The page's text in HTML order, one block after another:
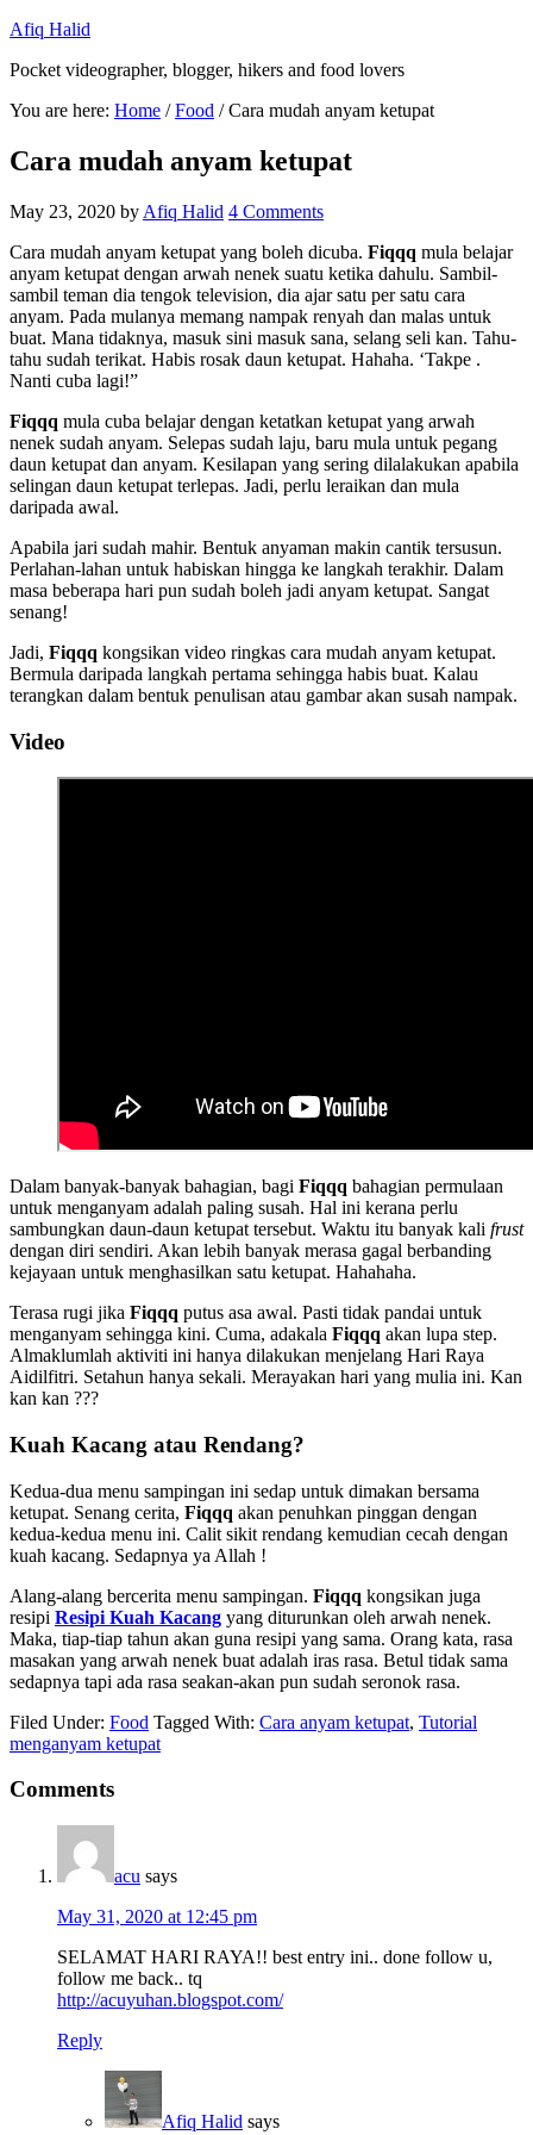
Afiq Halid
Pocket videographer, blogger, hikers and food lovers
You are here: Home / Food /Cara mudah anyam ketupat
Cara mudah anyam ketupat
May 23, 2020 by Afiq Halid 4 Comments
Cara mudah anyam ketupat yang boleh dicuba. Fiqqq mula belajar
anyam ketupat dengan arwah nenek suatu ketika dahulu. Sambil-
sambil teman dia tengok television, dia ajar satu per satu cara
anyam. Pada mulanya memang nampak renyah dan malas untuk
buat. Mana tidaknya, masuk sini masuk sana, selang seli kan. Tahu-
tahu sudah terikat. Habis rosak daun ketupat. Hahaha. ‘Takpe .
Nanti cuba lagi!”
Fiqqq mula cuba belajar dengan ketatkan ketupat yang arwah
nenek sudah anyam. Selepas sudah laju, baru mula untuk pegang
daun ketupat dan anyam. Kesilapan yang sering dilalakukan apabila
selingan daun ketupat terlepas. Jadi, perlu leraikan dan mula
daripada awal.
Apabila jari sudah mahir. Bentuk anyaman makin cantik tersusun.
Perlahan-lahan untuk habiskan hingga ke langkah terakhir. Dalam
masa beberapa hari pun sudah boleh jadi anyam ketupat. Sangat
senang!
Jadi, Fiqqq kongsikan video ringkas cara mudah anyam ketupat.
Bermula daripada langkah pertama sehingga habis buat. Kalau
terangkan dalam bentuk penulisan atau gambar akan susah nampak.
Video
Dalam banyak-banyak bahagian, bagi Fiqqq bahagian permulaan
untuk menganyam adalah paling susah. Hal ini kerana perlu
sambungkan daun-daun ketupat tersebut. Waktu itu banyak kali frust
dengan diri sendiri. Akan lebih banyak merasa gagal berbanding
kejayaan untuk menghasilkan satu ketupat. Hahahaha.
Terasa rugi jika Fiqqq putus asa awal. Pasti tidak pandai untuk
menganyam sehingga kini. Cuma, adakala Fiqqq akan lupa step.
Almaklumlah aktiviti ini hanya dilakukan menjelang Hari Raya
Aidilfitri. Setahun hanya sekali. Merayakan hari yang mulia ini. Kan
kan kan ???
Kuah Kacang atau Rendang?
Kedua-dua menu sampingan ini sedap untuk dimakan bersama
ketupat. Senang cerita, Fiqqq akan penuhkan pinggan dengan
kedua-kedua menu ini. Calit sikit rendang kemudian cecah dengan
kuah kacang. Sedapnya ya Allah !
Alang-alang bercerita menu sampingan. Fiqqq kongsikan juga
resipi Resipi Kuah Kacang yang diturunkan oleh arwah nenek.
Maka, tiap-tiap tahun akan guna resipi yang sama. Orang kata, rasa
masakan yang arwah nenek buat adalah iras rasa. Betul tidak sama
sedapnya tapi ada rasa seakan-akan pun sudah seronok rasa.
Filed Under: Food Tagged With: Cara anyam ketupat, Tutorial
menganyam ketupat
Comments
acu says
May 31, 2020 at 12:45 pm
SELAMAT HARI RAYA!! best entry ini.. done follow u,
follow me back.. tq
http://acuyuhan.blogspot.com/
Reply
Afiq Halid says